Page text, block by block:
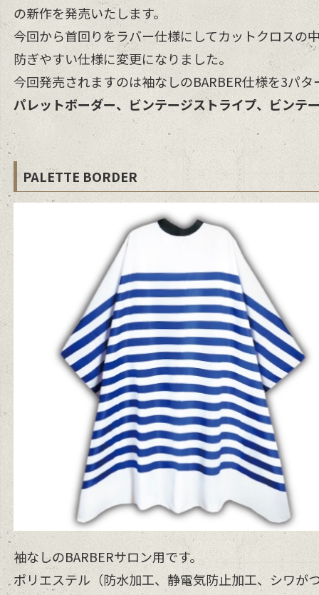
の新作を発売いたします。
今回から首回りをラバー仕様にしてカットクロスの
防ぎやすい仕様に変更になりました。
今回発売されますのは袖なしのBARBER仕様を3パタ
パレットボーダー、ビンテージストライプ、ビンテ
PALETTE BORDER
袖なしのBARBERサロン用です。
ポリエステル（防水加工、静電気防止加工、シワが